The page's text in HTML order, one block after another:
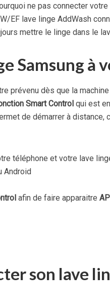
ne pas connecter
EF lave linge AddWash
mettre le linge dans le
Samsung à
prévenu dès que la
Smart Control qui est
de démarrer à distance,
téléphone et votre lave
Android
afin de faire apparaitre AP
son lave